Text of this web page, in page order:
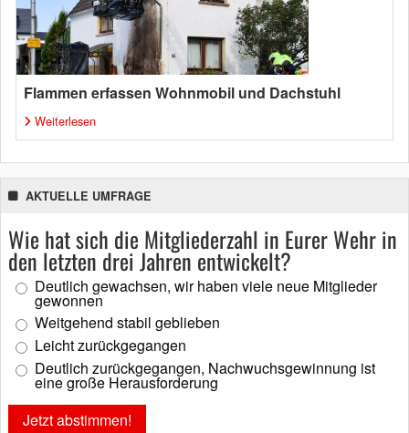
Flammen erfassen Wohnmobil und Dachstuhl
Weiterlesen
AKTUELLE UMFRAGE
Wie hat sich die Mitgliederzahl in Eurer Wehr in
den letzten drei Jahren entwickelt?
Deutlich gewachsen, wir haben viele neue Mitglieder
gewonnen
Weitgehend stabil geblieben
Leicht zurückgegangen
Deutlich zurückgegangen, Nachwuchsgewinnung ist
eine große Herausforderung